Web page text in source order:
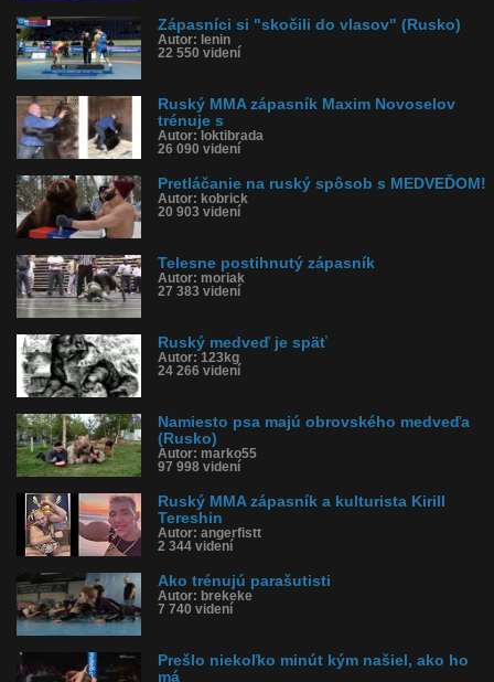
Zápasníci si "skočili do vlasov" (Rusko)
Autor: lenin
22 550 videní
Ruský MMA zápasník Maxim Novoselov
trénuje s
Autor: loktibrada
26 090 videní
Pretláčanie na ruský spôsob s MEDVEĎOM!
Autor: kobrick
20 903 videní
Telesne postihnutý zápasník
Autor: moriak
27 383 videní
Ruský medveď je späť
Autor: 123kg
24 266 videní
Namiesto psa majú obrovského medveďa
(Rusko)
Autor: marko55
97 998 videní
Ruský MMA zápasník a kulturista Kirill
Tereshin
Autor: angerfistt
2 344 videní
Ako trénujú parašutisti
Autor: brekeke
7 740 videní
Prešlo niekoľko minút kým našiel, ako ho
má